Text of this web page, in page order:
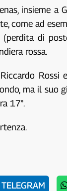
insieme
come ad
di
rossa.
ma il
17°.